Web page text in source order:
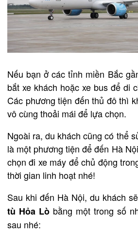
Nếu bạn ở các tỉnh miền Bắc
bắt xe khách hoặc xe bus để di
Các phương tiện đến thủ đô thì
vô cùng thoải mái để lựa chọn.
Ngoài ra, du khách cũng có thể
là một phương tiện để đến Hà
chọn đi xe máy để chủ động
thời gian linh hoạt nhé!
Sau khi đến Hà Nội, du khách
tù Hỏa Lò bằng một trong số
sau nhé: